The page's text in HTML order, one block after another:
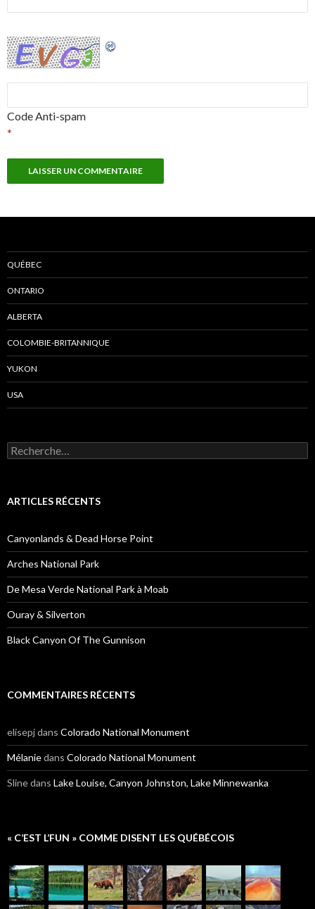
Code Anti-spam
*
QUÉBEC
ONTARIO
ALBERTA
COLOMBIE-BRITANNIQUE
YUKON
USA
R
e
e
h
e
r
:
ARTICLES RÉCENTS
Canyonlands & Dead Horse Point
Arches National Park
De Mesa Verde National Park à Moab
Ouray & Silverton
Black Canyon Of The Gunnison
COMMENTAIRES RÉCENTS
elisepjdans Colorado National Monument
Mélaniedans Colorado National Monument
Slinedans Lake Louise, Canyon Johnston, Lake Minnewanka
« C’EST L’FUN » COMME DISENT LES QUÉBÉCOIS